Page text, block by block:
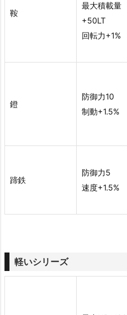
鞍
最大積載量
+50LT
回転力+1%
鐙
防御力10
制動+1.5%
蹄鉄
防御力5
速度+1.5%
軽いシリーズ